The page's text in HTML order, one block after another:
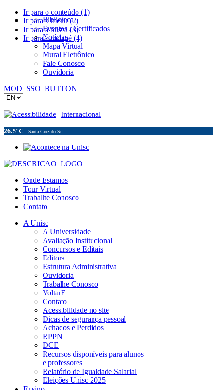
Ir para o conteúdo (1)
Ir para o menu (2)
Ir para a busca (3)
Ir para o rodapé (4)
Biblioteca
Eventos / Certificados
Notícias
Mapa Virtual
Mural Eletrônico
Fale Conosco
Ouvidoria
MOD_SSO_BUTTON
Acessibilidade Internacional
26.5°C Santa Cruz do Sul
Onde Estamos
Tour Virtual
Trabalhe Conosco
Contato
A Unisc
A Universidade
Avaliação Institucional
Concursos e Editais
Editora
Estrutura Administrativa
Ouvidoria
Trabalhe Conosco
VoltarE
Contato
Acessibilidade no site
Dicas de segurança pessoal
Achados e Perdidos
RPPN
DCE
Recursos disponíveis para alunos
e professores
Relatório de Igualdade Salarial
Eleições Unisc 2025